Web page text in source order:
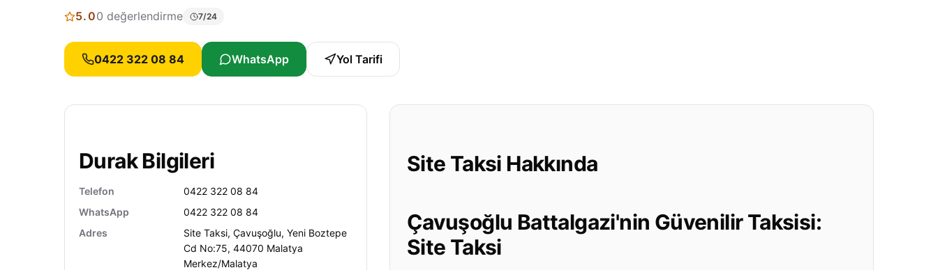
5.00 değerlendirme 7/24
0422 322 08 84 WhatsApp Yol Tarifi
Durak Bilgileri
Telefon
0422 322 08 84
WhatsApp
0422 322 08 84
Adres
Site Taksi, Çavuşoğlu, Yeni Boztepe
Cd No:75, 44070 Malatya
Merkez/Malatya
Site Taksi Hakkında
Çavuşoğlu Battalgazi'nin Güvenilir Taksisi:
Site Taksi